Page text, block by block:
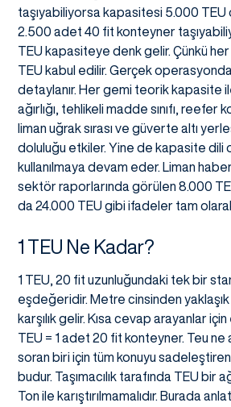
taşıyabiliyorsa kapasitesi 5.000 TEU
2.500 adet 40 fit konteyner
TEU kapasiteye denk gelir. Çünkü
TEU kabul edilir. Gerçek
detaylanır. Her gemi teorik kapasite
ağırlığı, tehlikeli madde sınıfı, reefer
liman uğrak sırası ve güverte altı
doluluğu etkiler. Yine de kapasite dili
kullanılmaya devam eder. Liman
sektör raporlarında görülen 8.000
da 24.000 TEU gibi ifadeler tam olarak
1 TEU Ne Kadar?
1 TEU, 20 fit uzunluğundaki tek bir
eşdeğeridir. Metre cinsinden
karşılık gelir. Kısa cevap arayanlar
TEU = 1 adet 20 fit konteyner. Teu ne
soran biri için tüm konuyu
budur. Taşımacılık tarafında TEU bir
Ton ile karıştırılmamalıdır. Burada